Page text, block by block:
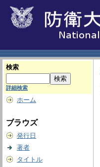
検索
詳細検索
ホーム
ブラウズ
発行日
著者
タイトル